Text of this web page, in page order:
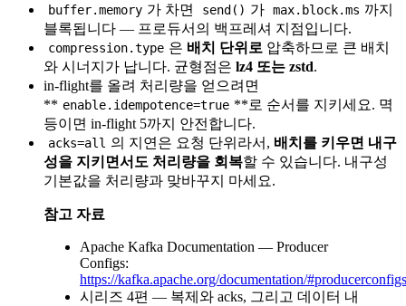
buffer.memory 가 차면 send() 가 max.block.ms 까지
블록됩니다 — 프로듀서의 백프레셔 지점입니다.
compression.type 은 배치 단위로 압축하므로 큰 배치
와 시너지가 납니다. 균형점은 lz4 또는 zstd.
in-flight를 올려 처리량을 얻으려면
** enable.idempotence=true **로 순서를 지키세요. 멱
등이면 in-flight 5까지 안전합니다.
acks=all 의 지연은 요청 단위라서, 배치를 키우면 내구
성을 지키면서도 처리량을 회복할 수 있습니다. 내구성
기본값을 처리량과 맞바꾸지 마세요.
참고 자료
Apache Kafka Documentation — Producer
Configs:
https://kafka.apache.org/documentation/#producerconfigs
시리즈 4편 — 복제와 acks, 그리고 데이터 내